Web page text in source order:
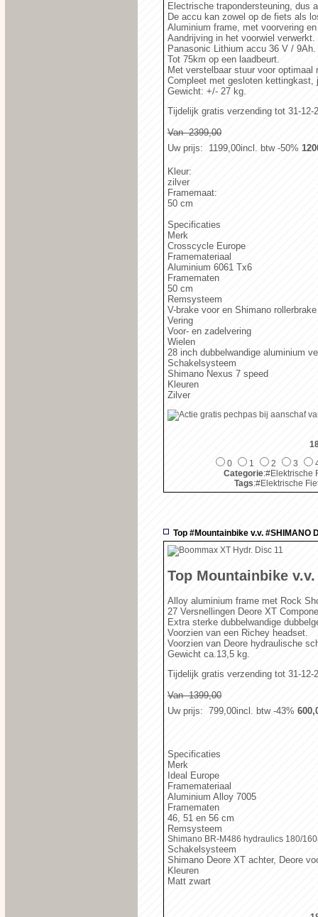
Electrische trapondersteuning, dus
De accu kan zowel op de fiets als
Aluminium frame, met voorvering
Aandrijving in het voorwiel verwerkt.
Panasonic Lithium accu 36 V / 9Ah.
Tot 75km op een laadbeurt.
Met verstelbaar stuur voor optimaal
Compleet met gesloten kettingkast,
Gewicht: +/- 27 kg.
Tijdelijk gratis verzending tot 31-
Van  2399,00
Uw prijs:  1199,00incl. btw -50% 
Kleur:
zilver
Framemaat:
50 cm
Specificaties
Merk
Crosscycle Europe
Framemateriaal
Aluminium 6061 Tx6
Framematen
50 cm
Remsysteem
V-brake voor en Shimano
Vering
Voor- en zadelvering
Wielen
28 inch dubbelwandige aluminium
Schakelsysteem
Shimano Nexus 7 speed
Kleuren
Zilver
0
1 2 3
Categorie:#Elektrische
Tags:#Elektrische
Top #Mountainbike v.v. #SHIMANO
Top Mountainbike v.v.
Alloy aluminium frame met Rock
27 Versnellingen Deore XT
Extra sterke dubbelwandige
Voorzien van een Richey headset.
Voorzien van Deore hydraulische
Gewicht ca.13,5 kg.
Tijdelijk gratis verzending tot 31-
Van  1399,00
Uw prijs:  799,00incl. btw -43% 
Specificaties
Merk
Ideal Europe
Framemateriaal
Aluminium Alloy 7005
Framematen
46, 51 en 56 cm
Remsysteem
Shimano BR-M486 hydraulics 180/
Schakelsysteem
Shimano Deore XT achter, Deore
Kleuren
Matt zwart